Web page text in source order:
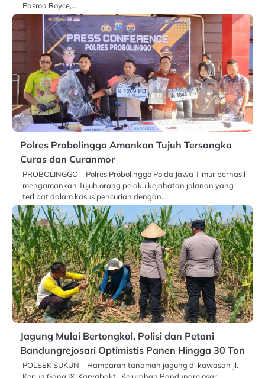
Pasma Royce,…
Polres Probolinggo Amankan Tujuh Tersangka
Curas dan Curanmor
PROBOLINGGO – Polres Probolinggo Polda Jawa Timur berhasil
mengamankan Tujuh orang pelaku kejahatan jalanan yang
terlibat dalam kasus pencurian dengan…
Jagung Mulai Bertongkol, Polisi dan Petani
Bandungrejosari Optimistis Panen Hingga 30 Ton
POLSEK SUKUN – Hamparan tanaman jagung di kawasan Jl.